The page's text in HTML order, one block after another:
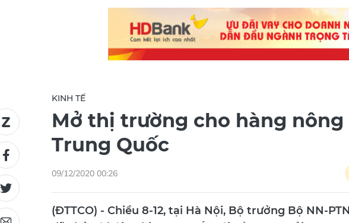
KINH TẾ
Mở thị trường cho hàng nông
Trung Quốc
09/12/2020 00:26
(ĐTTCO) - Chiều 8-12, tại Hà Nội, Bộ trưởng Bộ NN-